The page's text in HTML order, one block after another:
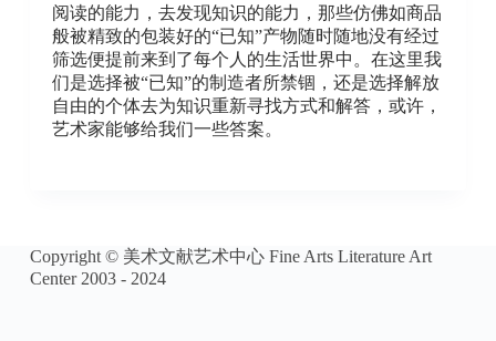
阅读的能力，去发现知识的能力，那些仿佛如商品
般被精致的包装好的“已知”产物随时随地没有经过
筛选便提前来到了每个人的生活世界中。在这里我
们是选择被“已知”的制造者所禁锢，还是选择解放
自由的个体去为知识重新寻找方式和解答，或许，
艺术家能够给我们一些答案。
Copyright © 美术文献艺术中心 Fine Arts Literature Art
Center 2003 - 2024